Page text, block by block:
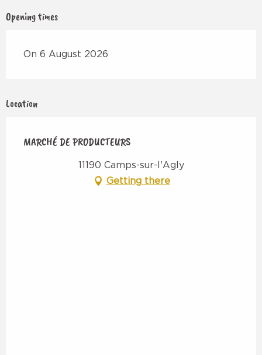
Opening times
On 6 August 2026
Location
MARCHÉ DE PRODUCTEURS
11190 Camps-sur-l'Agly
Getting there